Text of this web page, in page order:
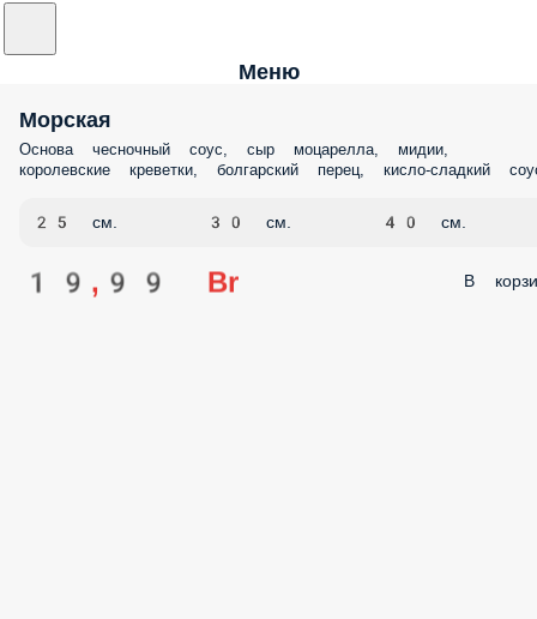
Меню
Морская
Основа чесночный соус, сыр моцарелла, мидии,
королевские креветки, болгарский перец, кисло-сладкий
25 см. 30 см. 40 см.
19,99 Br В